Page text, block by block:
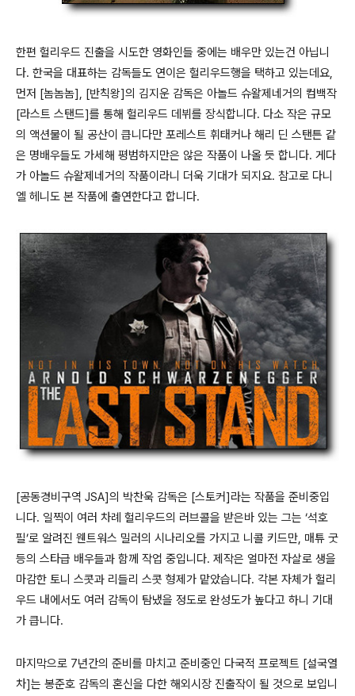
한편 헐리우드 진출을 시도한 영화인들 중에는 배우만 있는건 아닙니
다. 한국을 대표하는 감독들도 연이은 헐리우드행을 택하고 있는데요,
먼저 [놈놈놈], [반칙왕]의 김지운 감독은 아놀드 슈왈제네거의 컴백작
[라스트 스탠드]를 통해 헐리우드 데뷔를 장식합니다. 다소 작은 규모
의 액션물이 될 공산이 큽니다만 포레스트 휘태커나 해리 딘 스탠튼 같
은 명배우들도 가세해 평범하지만은 않은 작품이 나올 듯 합니다. 게다
가 아놀드 슈왈제네거의 작품이라니 더욱 기대가 되지요. 참고로 다니
엘 헤니도 본 작품에 출연한다고 합니다.
[공동경비구역 JSA]의 박찬욱 감독은 [스토커]라는 작품을 준비중입
니다. 일찍이 여러 차례 헐리우드의 러브콜을 받은바 있는 그는 ‘석호
필’로 알려진 웬트워스 밀러의 시나리오를 가지고 니콜 키드만, 매튜 굿
등의 스타급 배우들과 함께 작업 중입니다. 제작은 얼마전 자살로 생을
마감한 토니 스콧과 리들리 스콧 형제가 맡았습니다. 각본 자체가 헐리
우드 내에서도 여러 감독이 탐냈을 정도로 완성도가 높다고 하니 기대
가 큽니다.
마지막으로 7년간의 준비를 마치고 준비중인 다국적 프로젝트 [설국열
차]는 봉준호 감독의 혼신을 다한 해외시장 진출작이 될 것으로 보입니